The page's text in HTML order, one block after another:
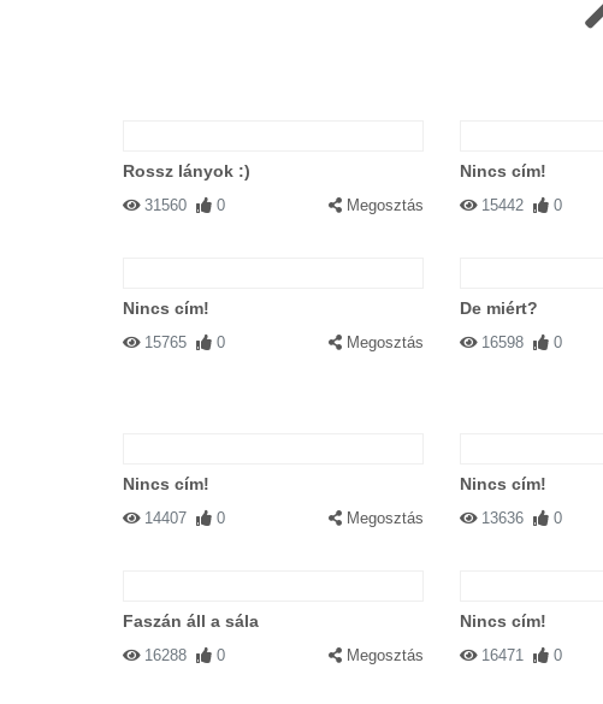
Rossz lányok :)
31560 0 Megosztás
Nincs cím!
15442 0
Nincs cím!
15765 0 Megosztás
De miért?
16598 0
Nincs cím!
14407 0 Megosztás
Nincs cím!
13636 0
Faszán áll a sála
16288 0 Megosztás
Nincs cím!
16471 0